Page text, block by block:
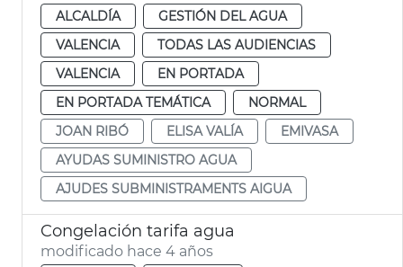
ALCALDÍA
GESTIÓN DEL AGUA
VALENCIA
TODAS LAS AUDIENCIAS
VALENCIA
EN PORTADA
EN PORTADA TEMÁTICA
NORMAL
JOAN RIBÓ
ELISA VALÍA
EMIVASA
AYUDAS SUMINISTRO AGUA
AJUDES SUBMINISTRAMENTS AIGUA
Congelación tarifa agua
modificado hace 4 años